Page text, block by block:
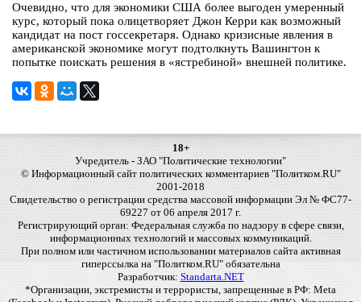
Очевидно, что для экономики США более выгоден умеренный
курс, который пока олицетворяет Джон Керри как возможный
кандидат на пост госсекретаря. Однако кризисные явления в
американской экономике могут подтолкнуть Вашингтон к
попытке поискать решения в «ястребиной» внешней политике.
18+
Учредитель - ЗАО "Политические технологии"
© Информационный сайт политических комментариев "Политком.RU"
2001-2018
Свидетельство о регистрации средства массовой информации Эл № ФС77-
69227 от 06 апреля 2017 г.
Регистрирующий орган: Федеральная служба по надзору в сфере связи,
информационных технологий и массовых коммуникаций.
При полном или частичном использовании материалов сайта активная
гиперссылка на "Политком.RU" обязательна
Разработчик: Standarta.NET
*Организации, экстремисты и террористы, запрещенные в РФ: Meta